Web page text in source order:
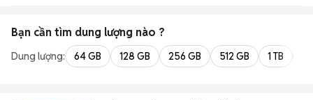
Bạn cần tìm dung lượng nào ?
Dung lượng: 64 GB 128 GB 256 GB 512 GB 1 TB